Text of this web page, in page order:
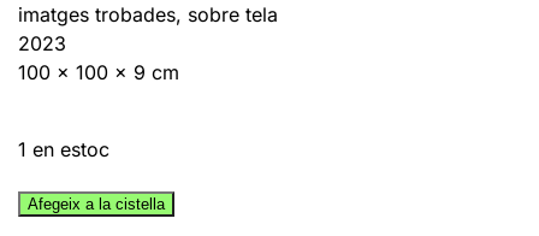
imatges trobades, sobre tela
2023
100 x 100 x 9 cm
1 en estoc
quantitat
Afegeix a la cistella